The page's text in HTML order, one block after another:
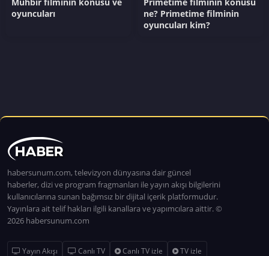
oyuncuları
ne? Primetime filminin
oyuncuları kim?
habersunum.com, televizyon dünyasına dair güncel
haberler, dizi ve program fragmanları ile yayın akışı bilgilerini
kullanıcılarına sunan bağımsız bir dijital içerik platformudur.
Yayınlara ait telif hakları ilgili kanallara ve yapımcılara aittir. ©
2026 habersunum.com
Yayın Akışı Canlı TV Canlı TV izle TV izle